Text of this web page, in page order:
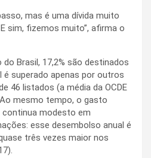
mas é uma dívida muito
sim, fizemos muito”, afirma o
Brasil, 17,2% são destinados
é superado apenas por outros
46 listados (a média da OCDE
mesmo tempo, o gasto
continua modesto em
esse desembolso anual é
três vezes maior nos